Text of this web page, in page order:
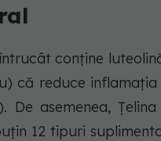
conține
că reduce
). De asemenea,
12 tipuri